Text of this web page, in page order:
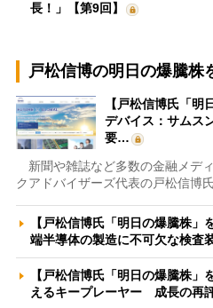
長！」【第9回】
戸松信博の明日の爆騰株
【戸松信博氏「明
デバイス：サムス
要…
新聞や雑誌など多数の金融メデ
クアドバイザーズ代表の戸松信博
【戸松信博氏「明日の爆騰株
端半導体の製造に不可欠な検査
【戸松信博氏「明日の爆騰株
えるキープレーヤー 成長の再